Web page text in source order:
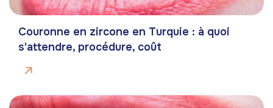
Couronne en zircone en Turquie : à quoi
s'attendre, procédure, coût